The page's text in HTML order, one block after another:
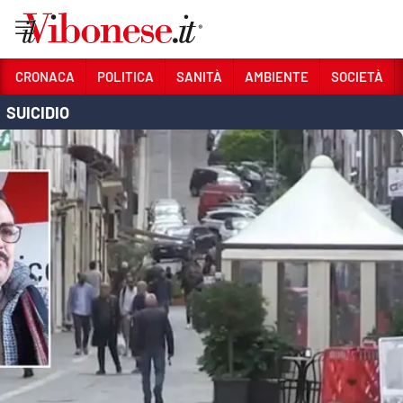
Sezioni
CRONACA
POLITICA
SANITÀ
AMBIENTE
SOCIETÀ
CULTURA
ECONOMIA E LAVORO
CRONACA POLITICA SANITÀ AMBIENTE SOCIETÀ
SUICIDIO